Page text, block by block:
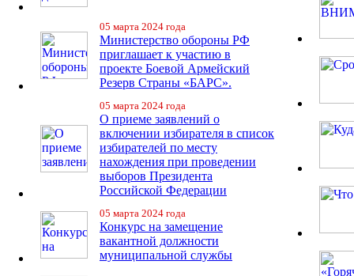
05 марта 2024 года
Министерство обороны РФ
приглашает к участию в
проекте Боевой Армейский
Резерв Страны «БАРС».
05 марта 2024 года
О приеме заявлений о
включении избирателя в список
избирателей по месту
нахождения при проведении
выборов Президента
Российской Федерации
05 марта 2024 года
Конкурс на замещение
вакантной должности
муниципальной службы